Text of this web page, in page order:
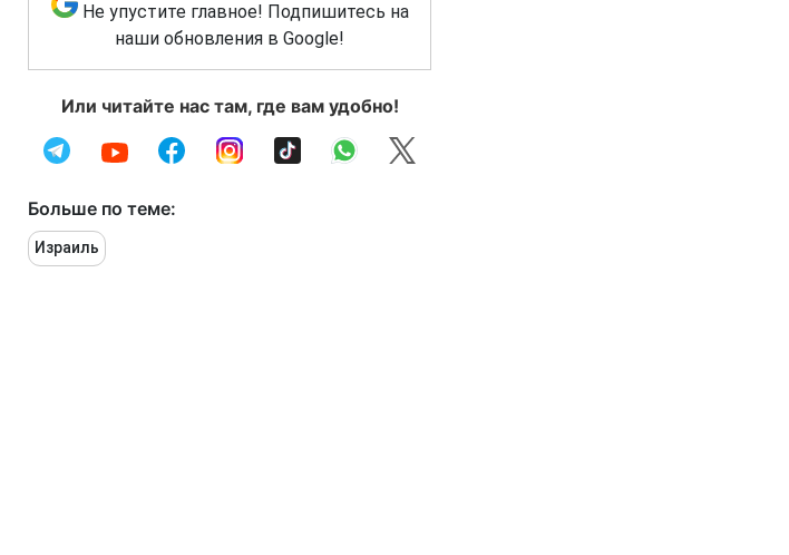
Не упустите главное! Подпишитесь на
наши обновления в Google!
Или читайте нас там, где вам удобно!
Больше по теме:
Израиль